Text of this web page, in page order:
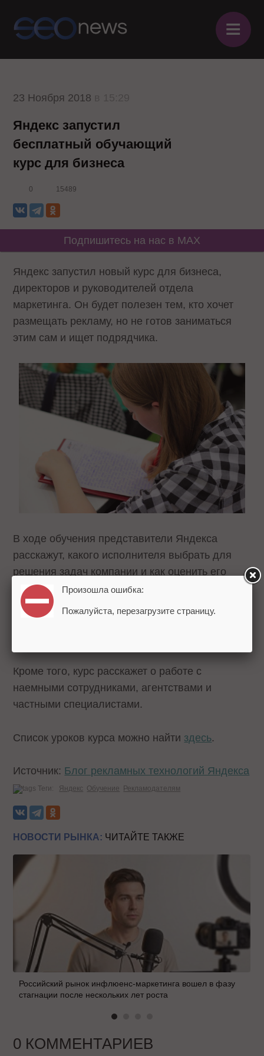
≡
23 Ноября 2018
Яндекс запустил
бесплатный обучающий
курс для бизнеса
0 15489
Подпишитесь на нас в MAX
Яндекс запустил новый курс для бизнеса,
директоров и руководителей отдела
маркетинга. Он будет полезен тем, кто хочет
размещать рекламу, но не готов заниматься
этим сам и ищет подрядчика.
В ходе обучения представители Яндекса
расскажут, какого исполнителя выбрать для
решения задач компании и как оценить его
работу. В уроках объяснили, как ставить
специалисту цели, определять KPI и
отслеживать эффективность рекламной
Кроме того, курс расскажет о работе с
наемными сотрудниками, агентствами и
частными специалистами.
Список уроков курса можно найти здесь.
Источник: Блог рекламных технологий Яндекса
Теги: Яндекс Обучение Рекламодателям
НОВОСТИ РЫНКА: ЧИТАЙТЕ ТАКЖЕ
Российский рынок инфлюенс-маркетинга вошел в фазу
стагнации после нескольких лет роста
0 КОММЕНТАРИЕВ
Произошла ошибка:
Пожалуйста, перезагрузите страницу.